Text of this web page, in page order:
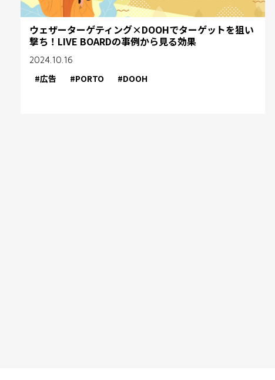
ウェザーターゲティング×DOOHでターゲットを狙い
撃ち！LIVE BOARDの事例から見る効果
2024.10.16
#広告 #PORTO #DOOH